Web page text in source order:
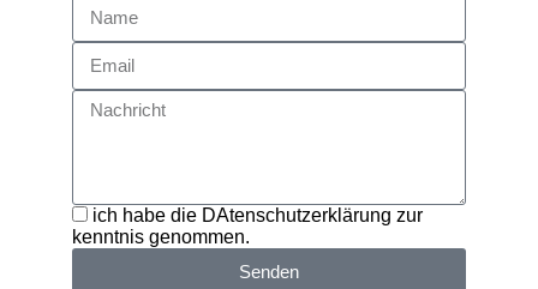
ich habe die DAtenschutzerklärung zur
kenntnis genommen.
Senden